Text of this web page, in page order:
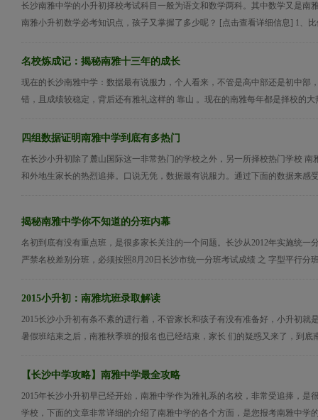
长沙南雅中学的小升初择校考试科目一般为语文和数学两科。其中数学又是南
南雅小升初数学必考知识点，孩子又掌握了多少呢？ [点击查看详细信息] 1、
名校炼成记：揭秘南雅十三年的成长
现在的长沙南雅中学：数据最有说服力，个人看来，不管是高中部还是初中部
错，且成绩较稳定，背后还有雅礼这样的 靠山 。现在的南雅每年都是择校的大
四组数据证明南雅中学到底有多热门
在长沙小升初除了麓山国际这一非常热门的学校之外，另一所择校热门学校 南
和外地生家长的热烈追捧。口说无凭，数据最有说服力。通过下面的数据来感
揭秘南雅中学你不知道的分班内幕
名初到底有没有重点班，是很多家长关注的一个问题。长沙从2012年实施统一
严禁名校差别分班，必须按照8月20日长沙市统一分班考试成绩 之 字型平行分
2015小升初：南雅坑班录取解读
2015长沙小升初有条不紊的进行着，不管家长和孩子有没有准备好，小升初就
暑假班结束之后，南雅秋季班的报名也已经结束，家长 们的疑惑又来了，到底
【长沙中学攻略】南雅中学最全攻略
2015年长沙小升初早已经开始，南雅中学作为雅礼系的名校，非常受追捧，是
学校，下面的文章非常详细的介绍了南雅中学的各个方面，是您报考南雅中学